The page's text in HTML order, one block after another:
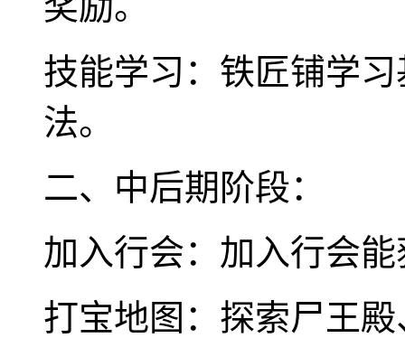
技能学习：铁匠铺学
法。
二、中后期阶段：
加入行会：加入行会
打宝地图：探索尸王